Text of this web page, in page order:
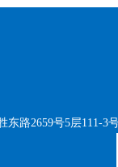
东路2659号5层111-3